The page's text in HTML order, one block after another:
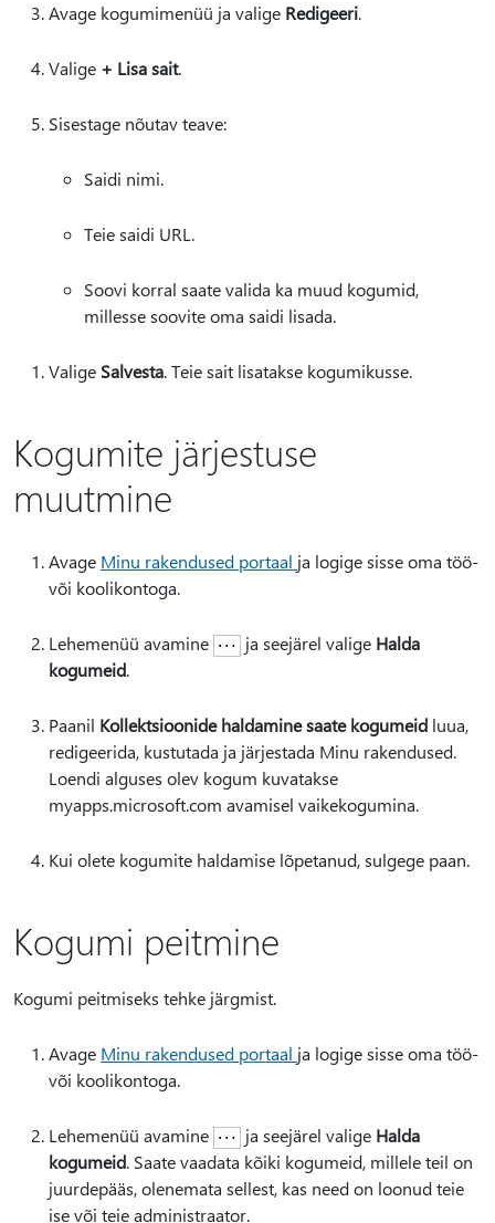
Avage kogumimenüü ja valige Redigeeri.
Valige + Lisa sait.
Sisestage nõutav teave:
Saidi nimi.
Teie saidi URL.
Soovi korral saate valida ka muud kogumid,
millesse soovite oma saidi lisada.
Valige Salvesta. Teie sait lisatakse kogumikusse.
Kogumite järjestuse
muutmine
Avage Minu rakendused portaal ja logige sisse oma töö-
või koolikontoga.
Lehemenüü avamine ja seejärel valige Halda
kogumeid.
Paanil Kollektsioonide haldamine saate kogumeid luua,
redigeerida, kustutada ja järjestada Minu rakendused.
Loendi alguses olev kogum kuvatakse
myapps.microsoft.com avamisel vaikekogumina.
Kui olete kogumite haldamise lõpetanud, sulgege paan.
Kogumi peitmine
Kogumi peitmiseks tehke järgmist.
Avage Minu rakendused portaal ja logige sisse oma töö-
või koolikontoga.
Lehemenüü avamine ja seejärel valige Halda
kogumeid. Saate vaadata kõiki kogumeid, millele teil on
juurdepääs, olenemata sellest, kas need on loonud teie
ise või teie administraator.